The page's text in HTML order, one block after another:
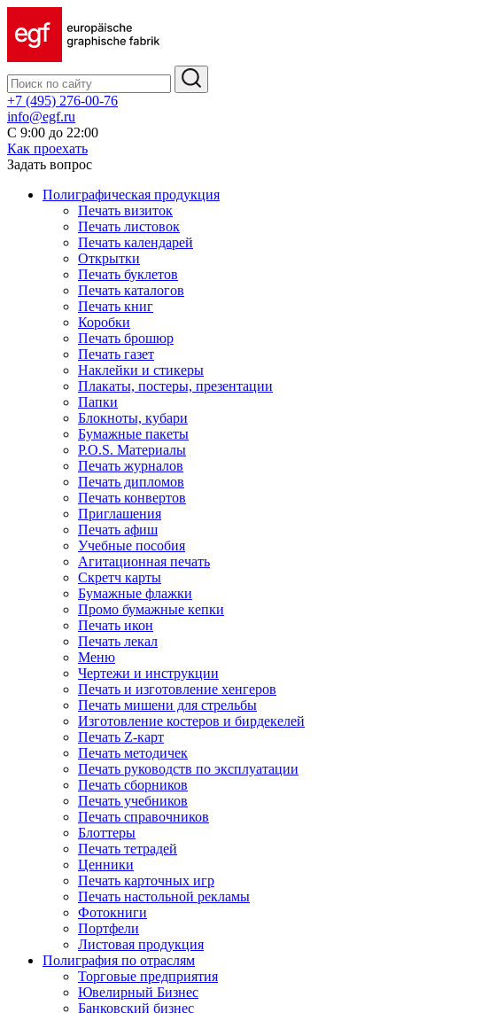
+7 (495) 276-00-76
info@egf.ru
С 9:00 до 22:00
Как проехать
Задать вопрос
Полиграфическая продукция
Печать визиток
Печать листовок
Печать календарей
Открытки
Печать буклетов
Печать каталогов
Печать книг
Коробки
Печать брошюр
Печать газет
Наклейки и стикеры
Плакаты, постеры, презентации
Папки
Блокноты, кубари
Бумажные пакеты
P.O.S. Материалы
Печать журналов
Печать дипломов
Печать конвертов
Приглашения
Печать афиш
Учебные пособия
Агитационная печать
Скретч карты
Бумажные флажки
Промо бумажные кепки
Печать икон
Печать лекал
Меню
Чертежи и инструкции
Печать и изготовление хенгеров
Печать мишени для стрельбы
Изготовление костеров и бирдекелей
Печать Z-карт
Печать методичек
Печать руководств по эксплуатации
Печать сборников
Печать учебников
Печать справочников
Блоттеры
Печать тетрадей
Ценники
Печать карточных игр
Печать настольной рекламы
Фотокниги
Портфели
Листовая продукция
Полиграфия по отраслям
Торговые предприятия
Ювелирный Бизнес
Банковский бизнес